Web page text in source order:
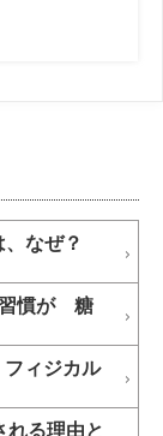
なぜ？
習慣が 糖
ィジカル
る理由と